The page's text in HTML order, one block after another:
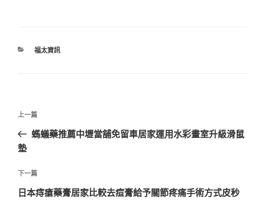
分
福太資訊
文
導
覽
上
一
篇
章
上一篇
螞蟻藥推薦中壢當舖免留車居家運用水彩畫室升級滑鼠
墊
下
一
下一篇
日本痔瘡藥膏居家比較去痘膏給予關節疼痛手術方式皮秒